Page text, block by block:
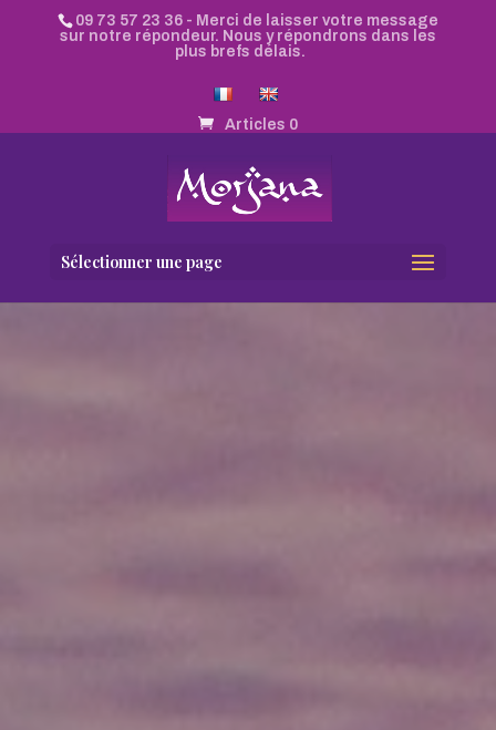
09 73 57 23 36- Merci de laisser votre message
sur notre répondeur. Nous y répondrons dans les
plus brefs délais.
Articles 0
Sélectionner une page